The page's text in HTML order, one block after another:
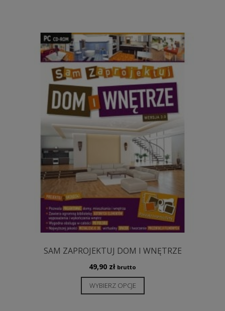
wariantów.
Opcje
można
wybrać
na
stronie
produktu
SAM ZAPROJEKTUJ DOM I WNĘTRZE
49,90 zł brutto
WYBIERZ OPCJE
produkt